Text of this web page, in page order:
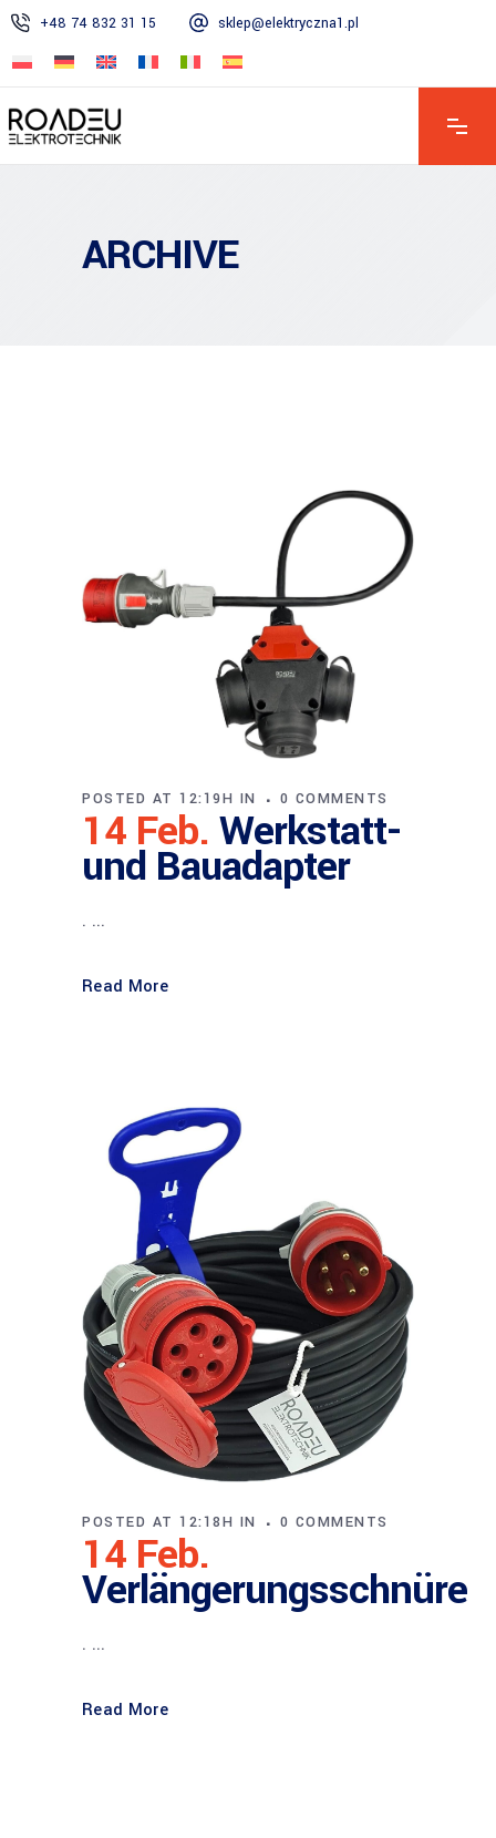
+48 74 832 31 15 sklep@elektryczna1.pl
ARCHIVE
14 Feb.Werkstatt-
und Bauadapter
POSTED AT 12:19H IN 0 COMMENTS
. ...
Read More
14 Feb.
Verlängerungsschnüre
POSTED AT 12:18H IN 0 COMMENTS
. ...
Read More